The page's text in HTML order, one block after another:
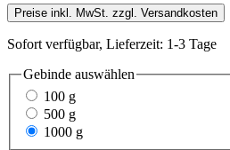
Preise inkl. MwSt. zzgl. Versandkosten
Sofort verfügbar, Lieferzeit: 1-3 Tage
Gebinde auswählen
100 g
500 g
1000 g